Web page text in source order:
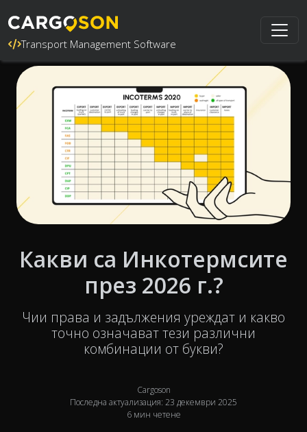
Transport Management Software
Какви са Инкотермсите
през 2026 г.?
Чии права и задължения уреждат и какво
точно означават тези различни
комбинации от букви?
Cargoson
Последна актуализация: 23 декември 2025
6 мин четене